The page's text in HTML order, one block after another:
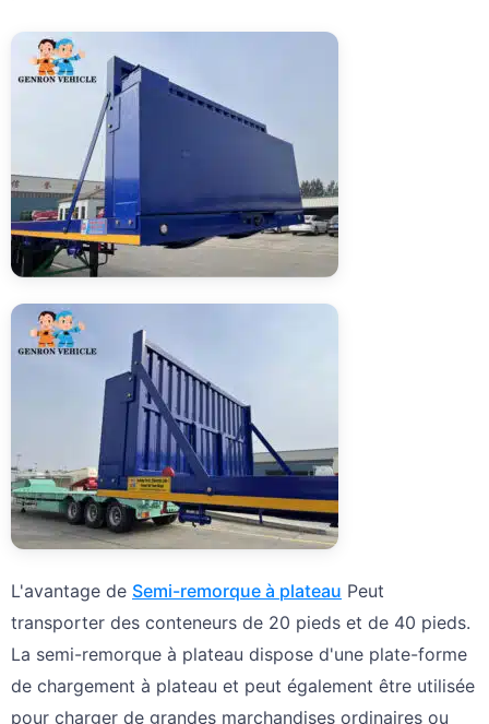
L'avantage de Semi-remorque à plateau Peut
transporter des conteneurs de 20 pieds et de 40 pieds.
La semi-remorque à plateau dispose d'une plate-forme
de chargement à plateau et peut également être utilisée
pour charger de grandes marchandises ordinaires ou